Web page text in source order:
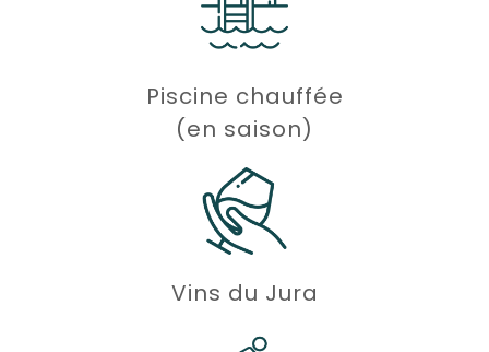
Piscine chauffée
(en saison)
Vins du Jura